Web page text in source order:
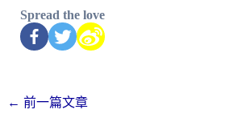
Spread the love
← 前一篇文章